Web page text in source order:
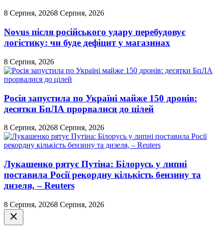
8 Серпня, 20268 Серпня, 2026
Novus після російського удару перебудовує
логістику: чи буде дефіцит у магазинах
8 Серпня, 2026
Росія запустила по Україні майже 150 дронів:
десятки БпЛА прорвалися до цілей
8 Серпня, 20268 Серпня, 2026
Лукашенко рятує Путіна: Білорусь у липні
поставила Росії рекордну кількість бензину та
дизеля, – Reuters
8 Серпня, 20268 Серпня, 2026
Закрити